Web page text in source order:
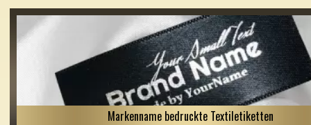
Markenname bedruckte Textiletiketten